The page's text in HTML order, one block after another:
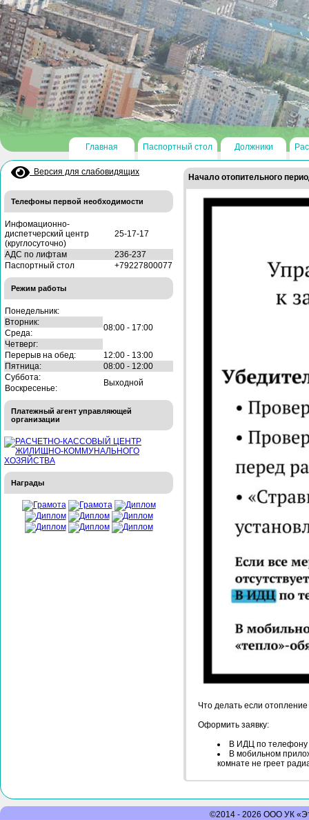
Главная Паспортный стол Должники
Версия для слабовидящих
Телефоны первой необходимости
Инфомационно-
диспетчерский центр
(круглосуточно)
25-17-17
АДС по лифтам
236-237
Паспортный стол
+79227800077
Режим работы
Понедельник:
08:00 - 17:00
Вторник:
Среда:
Четверг:
Перерыв на обед:
12:00 - 13:00
Пятница:
08:00 - 12:00
Суббота:
Выходной
Воскресенье:
Платежный агент управляющей
организации
Награды
Начало отопительного
Что делать если отопление
Оформить заявку:
В ИДЦ по телефону
В мобильном
комнате не греет
©2014 - 2026 ООО УК